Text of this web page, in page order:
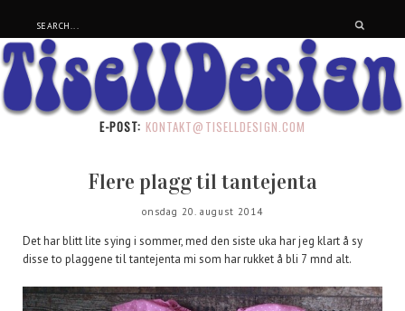
E-POST: KONTAKT@TISELLDESIGN.COM
Flere plagg til tantejenta
onsdag 20. august 2014
Det har blitt lite sying i sommer, med den siste uka har jeg klart å sy
disse to plaggene til tantejenta mi som har rukket å bli 7 mnd alt.